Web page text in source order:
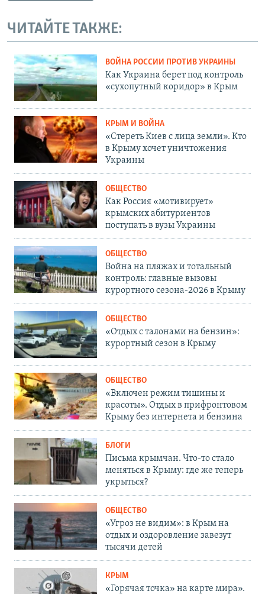
ЧИТАЙТЕ ТАКЖЕ:
ВОЙНА РОССИИ ПРОТИВ УКРАИНЫ
Как Украина берет под контроль
«сухопутный коридор» в Крым
КРЫМ И ВОЙНА
«Стереть Киев с лица земли». Кто
в Крыму хочет уничтожения
Украины
ОБЩЕСТВО
Как Россия «мотивирует»
крымских абитуриентов
поступать в вузы Украины
ОБЩЕСТВО
Война на пляжах и тотальный
контроль: главные вызовы
курортного сезона-2026 в Крыму
ОБЩЕСТВО
«Отдых с талонами на бензин»:
курортный сезон в Крыму
ОБЩЕСТВО
«Включен режим тишины и
красоты». Отдых в прифронтовом
Крыму без интернета и бензина
БЛОГИ
Письма крымчан. Что-то стало
меняться в Крыму: где же теперь
укрыться?
ОБЩЕСТВО
«Угроз не видим»: в Крым на
отдых и оздоровление завезут
тысячи детей
КРЫМ
«Горячая точка» на карте мира».